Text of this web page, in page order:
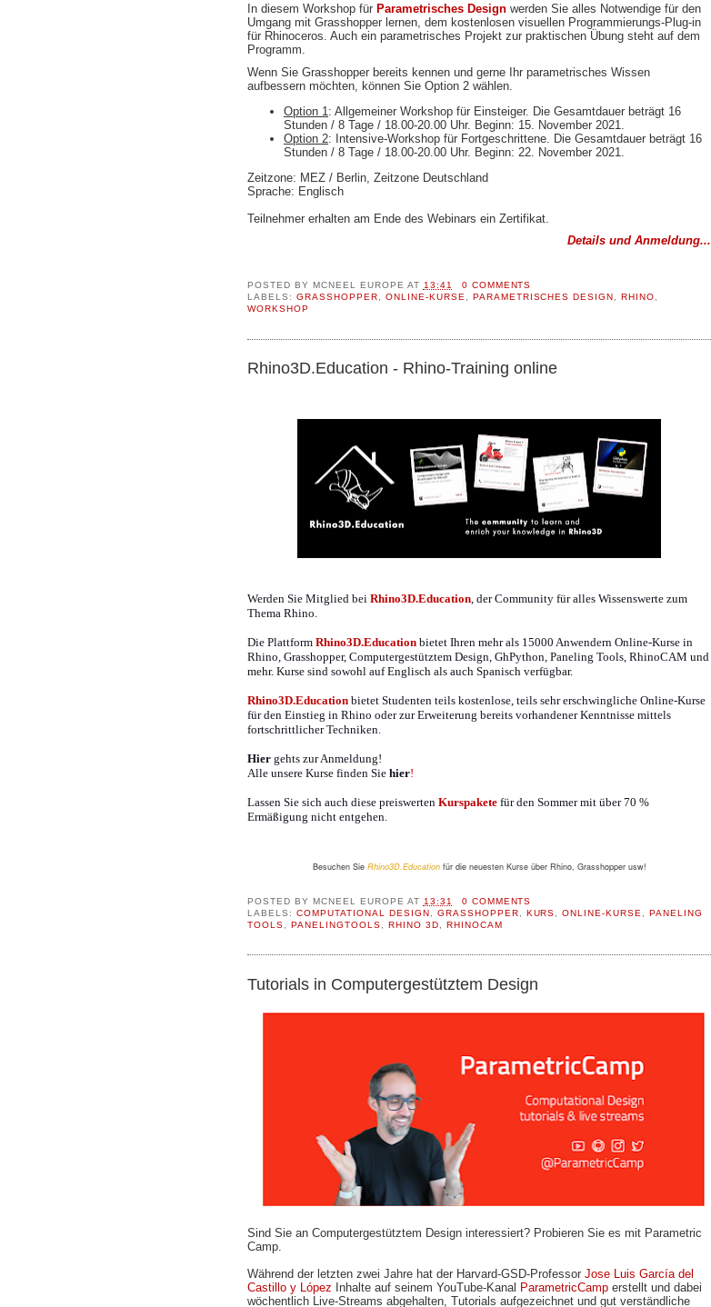
In diesem Workshop für Parametrisches Design werden Sie alles Notwendige für den
Umgang mit Grasshopper lernen, dem kostenlosen visuellen Programmierungs-Plug-in
für Rhinoceros. Auch ein parametrisches Projekt zur praktischen Übung steht auf dem
Programm.
Wenn Sie Grasshopper bereits kennen und gerne Ihr parametrisches Wissen
aufbessern möchten, können Sie Option 2 wählen.
Option 1 : Allgemeiner Workshop für Einsteiger. Die Gesamtdauer beträgt 16
Stunden / 8 Tage / 18.00-20.00 Uhr. Beginn: 15. November 2021.
Option 2: Intensive-Workshop für Fortgeschrittene. Die Gesamtdauer beträgt 16
Stunden / 8 Tage / 18.00-20.00 Uhr. Beginn: 22. November 2021.
Zeitzone: MEZ / Berlin, Zeitzone Deutschland
Sprache: Englisch
Teilnehmer erhalten am Ende des Webinars ein Zertifikat.
Details und Anmeldung...
POSTED BY MCNEEL EUROPE AT 13:41
0 COMMENTS
LABELS: GRASSHOPPER ONLINE-KURSE PARAMETRISCHES DESIGN ,RHINO
WORKSHOP
Rhino3D.Education - Rhino-Training online
Werden Sie Mitglied bei Rhino3D.Education , der Community für alles Wissenswerte zum
Thema Rhino
Die Plattform Rhino3D.Education bietet Ihren mehr als 15000 Anwendern Online-Kurse in
Rhino, Grasshopper, Computergestütztem Design, GhPython, Paneling Tools, RhinoCAM und
mehr. Kurse sind sowohl auf Englisch als auch Spanisch verfügbar.
Rhino3D.Education bietet Studenten teils kostenlose, teils sehr erschwingliche Online-Kurse
für den Einstieg in Rhino oder zur Erweiterung bereits vorhandener Kenntnisse mittels
fortschrittlicher Techniken.
Hier gehts zur Anmeldung!
Alle unsere Kurse finden Sie hier!
Lassen Sie sich auch diese preiswerten Kurspakete für den Sommer mit über 70 %
Ermäßigung nicht entgehen.
Besuchen Sie Rhino3D.Educationfür die neuesten Kurse über Rhino, Grasshopper usw!
POSTED BY MCNEEL EUROPE AT 13:31
0 COMMENTS
LABELS: COMPUTATIONAL DESIGN GRASSHOPPER KURS ,ONLINE-KURSE ,PANELING
TOOLS
PANELINGTOOLS RHINO 3D RHINOCAM
Tutorials in Computergestütztem Design
Sind Sie an Computergestütztem Design interessiert? Probieren Sie es mit Parametric
Camp.
Während der letzten zwei Jahre hat der Harvard-GSD-Professor Jose Luis García del
Castillo y López Inhalte auf seinem YouTube-Kanal ParametricCamp erstellt und dabei
wöchentlich Live-Streams abgehalten, Tutorials aufgezeichnet und gut verständliche